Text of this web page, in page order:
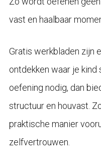
vast en haalbaar
Gratis werkbladen zijn
ontdekken waar je
oefening nodig, dan
structuur en houvast.
praktische manier
zelfvertrouwen.